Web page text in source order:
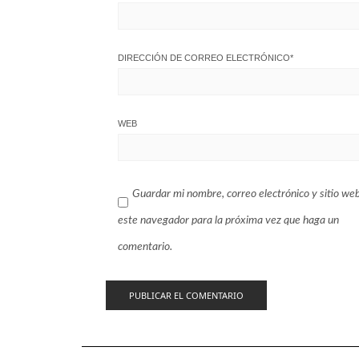
DIRECCIÓN DE CORREO ELECTRÓNICO*
WEB
Guardar mi nombre, correo electrónico y sitio
este navegador para la próxima vez que haga un
comentario.